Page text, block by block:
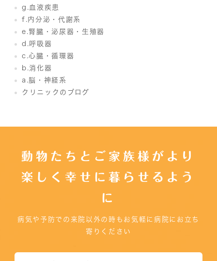
g.血液疾患
f.内分泌・代謝系
e.腎臓・泌尿器・生殖器
d.呼吸器
c.心臓・循環器
b.消化器
a.脳・神経系
クリニックのブログ
動物たちとご家族様がより
楽しく幸せに暮らせるよう
に
病気や予防での来院以外の時もお気軽に病院にお立ち
寄りください